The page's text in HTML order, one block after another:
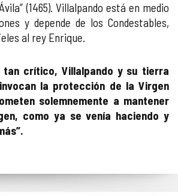
(1465). Villalpando está en medio
y depende de los Condestables,
al rey Enrique.
tan crítico, Villalpando y su tierra
la protección de la Virgen
solemnemente a mantener
como ya se venía haciendo y